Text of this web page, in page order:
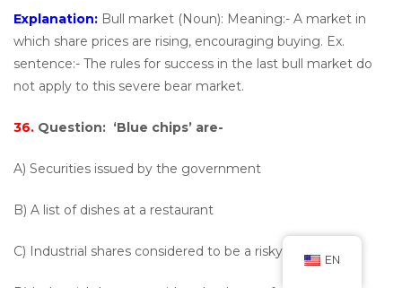
Explanation: Bull market (Noun): Meaning:- A market in
which share prices are rising, encouraging buying. Ex.
sentence:- The rules for success in the last bull market do
not apply to this severe bear market.
36. Question: ‘Blue chips’ are-
A) Securities issued by the government
B) A list of dishes at a restaurant
C) Industrial shares considered to be a risky investment
EN